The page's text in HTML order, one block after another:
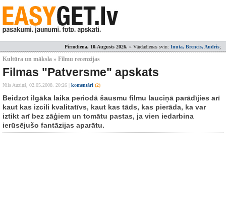
Pirmdiena, 10.Augusts 2026. » Vārdadienas svin: Inuta, Brencis, Audris;
Kultūra un māksla » Filmu recenzijas
Filmas "Patversme" apskats
Nils Auziņš, 02.05.2008. 20:26 komentāri (2)
Beidzot ilgāka laika periodā šausmu filmu lauciņā parādījies arī
kaut kas izcili kvalitatīvs, kaut kas tāds, kas pierāda, ka var
iztikt arī bez zāģiem un tomātu pastas, ja vien iedarbina
ierūsējušo fantāzijas aparātu.